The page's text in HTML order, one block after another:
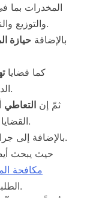
المخدرات بما
والتوزيع والنقل للمخدرات بطريقة غير قانونية.
بالإضافة حيازة
كما قضايا
الدولية أو الداخلية بطرق غير قانونية.
ثمّ إن التعاطي
القضايا شيوعاً والتي يتولاها محامو النخبة.
بالإضافة إلى.
حيث يبحث
مكافحة
الطلبة المتورطين في قضايا المخدرات.